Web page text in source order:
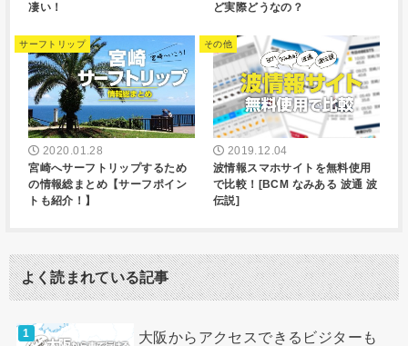
凄い！
ど実際どうなの？
サーフトリップ
2020.01.28
宮崎へサーフトリップするため
の情報総まとめ【サーフポイン
トも紹介！】
その他
2019.12.04
波情報スマホサイトを無料使用
で比較！[BCM なみある 波通 波
伝説]
よく読まれている記事
大阪からアクセスできるビジターも